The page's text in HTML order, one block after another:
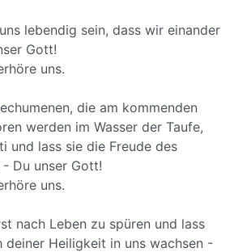
lebendig sein, dass wir einander
Gott!
uns.
die am kommenden
werden im Wasser der Taufe,
und lass sie die Freude des
Du unser Gott!
uns.
nach Leben zu spüren und lass
deiner Heiligkeit in uns wachsen -